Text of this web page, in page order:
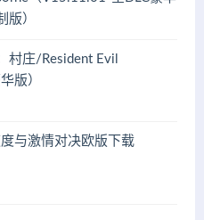
版）
村庄/Resident Evil
版）
度与激情对决欧版下载